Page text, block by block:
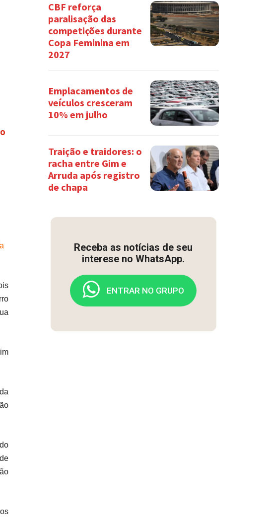
CBF reforça
paralisação das
competições durante
Copa Feminina em
2027
Emplacamentos de
veículos cresceram
10% em julho
Traição e traidores: o
racha entre Gim e
Arruda após registro
de chapa
Receba as notícias de seu
interese no WhatsApp.
ENTRAR NO GRUPO